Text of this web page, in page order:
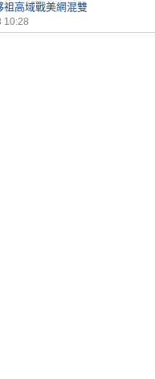
祖高域戰美網混雙
10:28